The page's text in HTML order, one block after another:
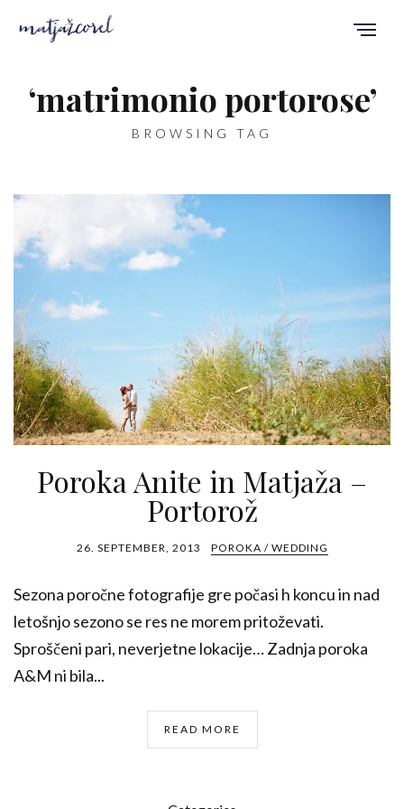
‘matrimonio portorose’
BROWSING TAG
Poroka Anite in Matjaža –
Portorož
26. SEPTEMBER, 2013 POROKA / WEDDING
Sezona poročne fotografije gre počasi h koncu in nad
letošnjo sezono se res ne morem pritoževati.
Sproščeni pari, neverjetne lokacije… Zadnja poroka
A&M ni bila...
READ MORE